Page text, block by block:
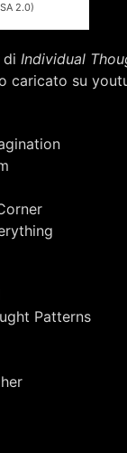
2.0)
diIndividual
caricato su
Patterns